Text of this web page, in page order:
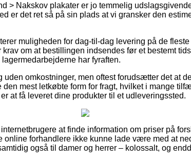
> Nakskov plakater er jo temmelig
er det ret så på sin plads at vi gransker den
muligheden for dag-til-dag levering på de
om at bestillingen indsendes før et bestemt
har fyraften.
omkostninger, men oftest forudsætter det at
mest letkøbte form for fragt, hvilket i mange
at få leveret dine produkter til et udleveringssted.
at finde information om priser på
online forhandlere ikke kunne lade være med at
også til damer og herrer – kolossalt, og